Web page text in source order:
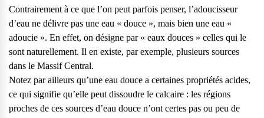
Contrairement à ce que l’on peut parfois penser, l’adoucisseur
d’eau ne délivre pas une eau « douce », mais bien une eau «
adoucie ». En effet, on désigne par « eaux douces » celles qui le
sont naturellement. Il en existe, par exemple, plusieurs sources
dans le Massif Central.
Notez par ailleurs qu’une eau douce a certaines propriétés acides,
ce qui signifie qu’elle peut dissoudre le calcaire : les régions
proches de ces sources d’eau douce n’ont certes pas ou peu de